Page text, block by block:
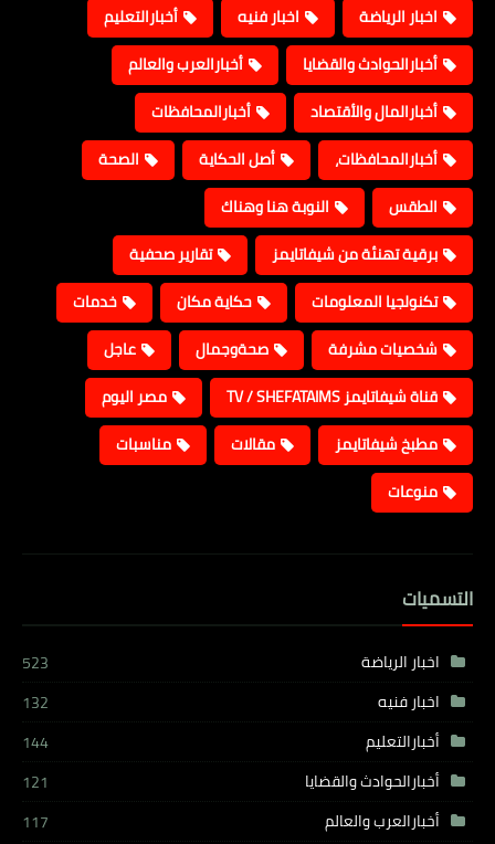
اخبار الرياضة اخبار فنيه
أخبارالتعليم
أخبارالحوادث والقضايا
أخبارالعرب والعالم
أخبارالمال والأقتصاد
أخبارالمحافظات
أخبارالمحافظات،
أصل الحكاية
الصحة
الطقس
النوبة هنا وهناك
برقية تهنئة من شيفاتايمز
تقارير صحفية
تكنولجيا المعلومات
حكاية مكان
خدمات
شخصيات مشرفة
صحةوجمال
عاجل
قناة شيفاتايمز TV / SHEFATAIMS
مصر اليوم
مطبخ شيفاتايمز
مقالات
مناسبات
منوعات
التسميات
اخبار الرياضة
523
اخبار فنيه
132
أخبارالتعليم
144
أخبارالحوادث والقضايا
121
أخبارالعرب والعالم
117